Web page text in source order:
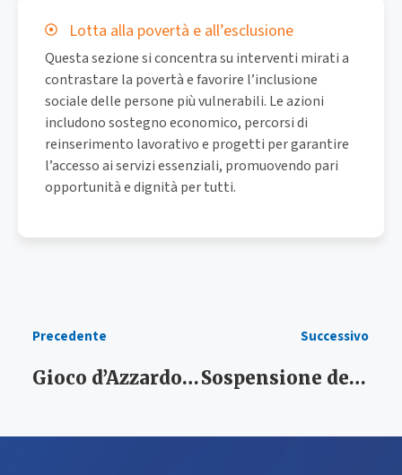
Lotta alla povertà e all’esclusione
Questa sezione si concentra su interventi mirati a
contrastare la povertà e favorire l’inclusione
sociale delle persone più vulnerabili. Le azioni
includono sostegno economico, percorsi di
reinserimento lavorativo e progetti per garantire
l’accesso ai servizi essenziali, promuovendo pari
opportunità e dignità per tutti.
Precedente
Gioco d’Azzardo Patologico (GAP)
Successivo
Sospensione degli obblighi RdC